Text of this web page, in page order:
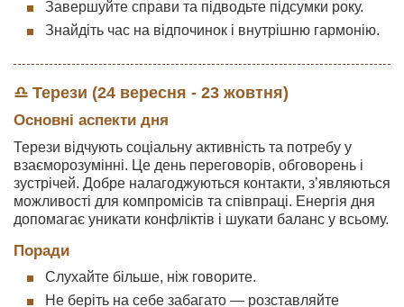
Завершуйте справи та підводьте підсумки року.
Знайдіть час на відпочинок і внутрішню гармонію.
♎ Терези (24 вересня - 23 жовтня)
Основні аспекти дня
Терези відчують соціальну активність та потребу у
взаєморозумінні. Це день переговорів, обговорень і
зустрічей. Добре налагоджуються контакти, з’являються
можливості для компромісів та співпраці. Енергія дня
допомагає уникати конфліктів і шукати баланс у всьому.
Поради
Слухайте більше, ніж говорите.
Не беріть на себе забагато — розставляйте